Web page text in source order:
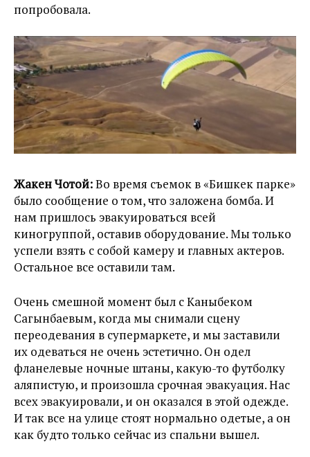
попробовала.
Жакен Чотой:Во время съемок в «Бишкек парке»
было сообщение о том, что заложена бомба. И
нам пришлось эвакуироваться всей
киногруппой, оставив оборудование. Мы только
успели взять с собой камеру и главных актеров.
Остальное все оставили там.
Очень смешной момент был с Каныбеком
Сагынбаевым, когда мы снимали сцену
переодевания в супермаркете, и мы заставили
их одеваться не очень эстетично. Он одел
фланелевые ночные штаны, какую-то футболку
аляпистую, и произошла срочная эвакуация. Нас
всех эвакуировали, и он оказался в этой одежде.
И так все на улице стоят нормально одетые, а он
как будто только сейчас из спальни вышел.